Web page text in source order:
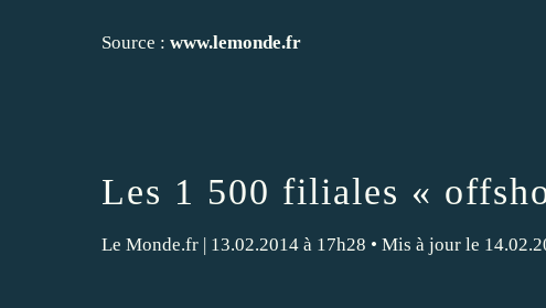
Source : www.lemonde.fr
Les 1 500 filiales «
Le Monde.fr | 13.02.2014 à 17h28 • Mis à jour le